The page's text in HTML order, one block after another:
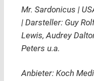
Mr. Sardonicus |
| Darsteller: Guy
Lewis, Audrey
Peters u.a.
Anbieter: Koch